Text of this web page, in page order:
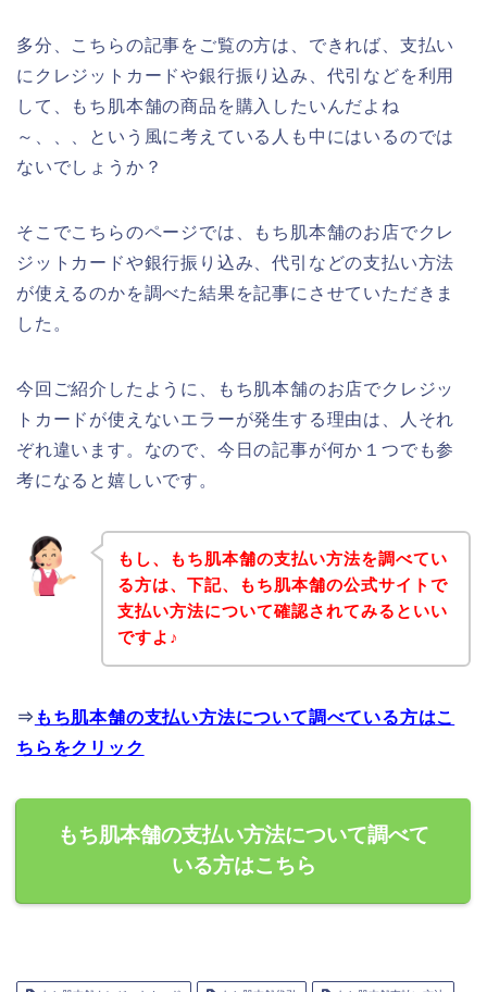
多分、こちらの記事をご覧の方は、できれば、支払い
にクレジットカードや銀行振り込み、代引などを利用
して、もち肌本舗の商品を購入したいんだよね
～、、、という風に考えている人も中にはいるのでは
ないでしょうか？
そこでこちらのページでは、もち肌本舗のお店でクレ
ジットカードや銀行振り込み、代引などの支払い方法
が使えるのかを調べた結果を記事にさせていただきま
した。
今回ご紹介したように、もち肌本舗のお店でクレジッ
トカードが使えないエラーが発生する理由は、人それ
ぞれ違います。なので、今日の記事が何か１つでも参
考になると嬉しいです。
もし、もち肌本舗の支払い方法を調べてい
る方は、下記、もち肌本舗の公式サイトで
支払い方法について確認されてみるといい
ですよ♪
⇒ もち肌本舗の支払い方法について調べている方はこ
ちらをクリック
もち肌本舗の支払い方法について調べて
いる方はこちら